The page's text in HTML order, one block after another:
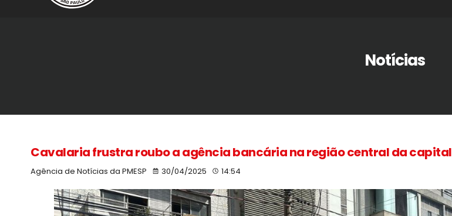
Notícias
Cavalaria frustra roubo a agência bancária na região central da capital
Agência de Notícias da PMESP 30/04/2025 14:54